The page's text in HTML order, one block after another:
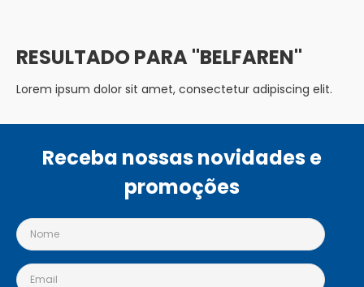
BELFAREN
Lorem ipsum dolor sit amet, consectetur adipiscing elit.
Receba nossas novidades e
promoções